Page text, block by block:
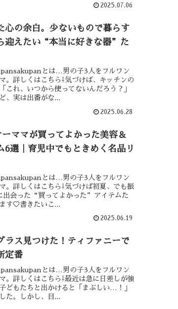
2025.07.06
心の余白。少ないもので暮らす
迎えたい“本当に好きな器”た
とは…男の子3人をフルワン
。詳しくはこちら⇩気づけば、キッチンの
これ、いつから使ってないんだろう？」
、実は出番がな...
2025.06.28
ーママが買ってよかった美容＆
6選｜育児中でもときめく名品リ
とは…男の子3人をフルワン
。詳しくはこちら⇩気づけば初夏、でも振
出会った“買ってよかった”アイテムた
す♡書きたいこ...
2025.06.19
ラス見つけた！ティファニーで
定番
とは…男の子3人をフルワン
。詳しくはこちら⇩最近は急に日差しが強
どもたちと出かけると「まぶしい…！」
た。しかし、目...